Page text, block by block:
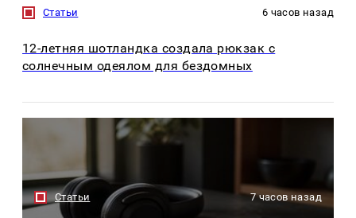
Статьи 6 часов назад
12-летняя шотландка создала рюкзак с
солнечным одеялом для бездомных
Статьи 7 часов назад